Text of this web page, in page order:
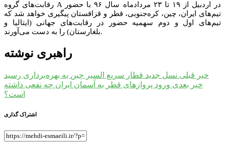
رقابت‌های گروه A در اردبیل از ۱۹ تا ۲۳ مردادماه سال ۹۶ با حضور
تیم‌های ایران، چین، کره‌جنوبی، قطر و قزاقستان پیگیری خواهد شد که
تیم‌های اول و دوم سهمیه حضور در رقابت‌های جهانی (ایتالیا و
بلغارستان) را به دست می‌آورند.
راهبری نوشته
خبر قبلی نسل جدید قطار سریع السیر چین به بهره‌برداری رسید
خبر بعدی ورود پروازهای قطر به آسمان ایران چه نفعی داشته
است؟
اشتراک گذاری